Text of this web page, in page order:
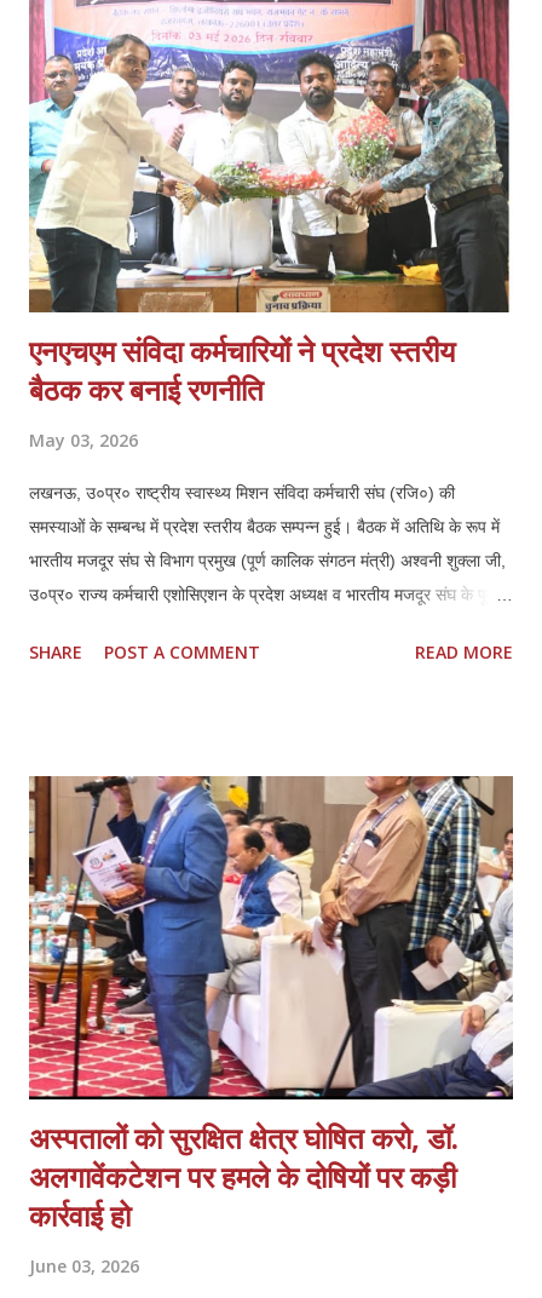
हो:* पैन, आधार, OTP आधारित e-KYC के बाद अतिरिक्त नोडल वेरिफिकेशन
अनावश्यक और शोषणकारी है। 3. *थर्ड शिफ्ट बहाल हो:* दिन में नौकरी करने वाले
हजारों छात्रों को शाम की शिफ्ट न होने से प्रशिक्षण नहीं मिल पा रहा। 4.
*PMKVY 5.0 में भागीदारी मिले:* निजी संस्थानों के पास संसाधन और अनुभवी
स्टाफ होने के बावजूद योजनाओं में भागी...
एनएचएम संविदा कर्मचारियों ने प्रदेश स्तरीय
बैठक कर बनाई रणनीति
May 03, 2026
लखनऊ, उ०प्र० राष्ट्रीय स्वास्थ्य मिशन संविदा कर्मचारी संघ (रजि०) की
समस्याओं के सम्बन्ध में प्रदेश स्तरीय बैठक सम्पन्न हुई। बैठक में अतिथि के रूप में
भारतीय मजदूर संघ से विभाग प्रमुख (पूर्ण कालिक संगठन मंत्री) अश्वनी शुक्ला जी,
उ०प्र० राज्य कर्मचारी एशोसिएशन के प्रदेश अध्यक्ष व भारतीय मजदूर संघ के पूर्व
दीक्षित जी की गरिमामयी उपस्थिति रही। बैठक की अध्यक्षता कर रहे एनएचएम संघ के
स्वास्थ्य मिशन के अन्तर्गत कार्यस्त संविदा कर्मचारियों की गम्भीर समस्याओं का
प्रकाश डालते हुये आगामी समय में कर्मचारियों की मुख्य मांगों में नियमितीकरण/समान
कार्य समान वेतन, वेतन बढ़ोत्तरी, जॉब सुरक्षा एवं कैशलेस चिकित्सा सुविधा अथवा
स्वास्थ्य बीमा शामिल हैं एवं इसके साथ ही कर्मचारियों के मानदेय भुगतान में आ रही
समस्याओं क...
SHARE POST A COMMENT READ MORE
अस्पतालों को सुरक्षित क्षेत्र घोषित करो, डॉ.
अलगावेंकटेशन पर हमले के दोषियों पर कड़ी
कार्रवाई हो
June 03, 2026